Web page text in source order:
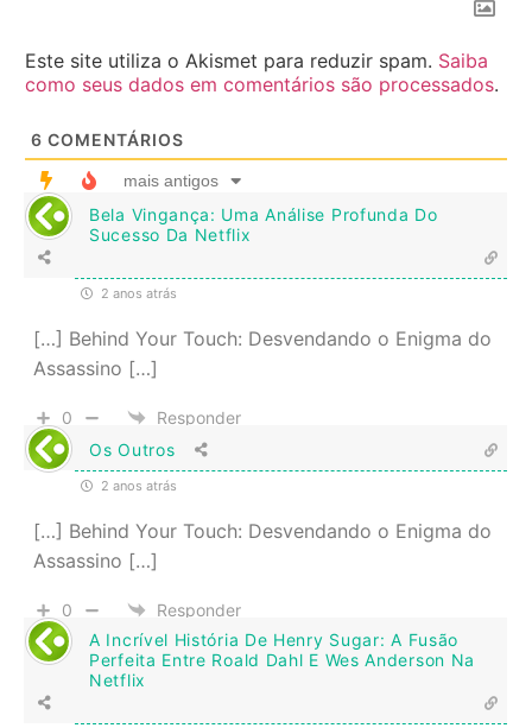
Este site utiliza o Akismet para reduzir spam. Saiba
como seus dados em comentários são processados.
6 COMENTÁRIOS
mais antigos
Bela Vingança: Uma Análise Profunda Do
Sucesso Da Netflix
2 anos atrás
[…] Behind Your Touch: Desvendando o Enigma do
Assassino […]
0
Responder
Os Outros
2 anos atrás
[…] Behind Your Touch: Desvendando o Enigma do
Assassino […]
0
Responder
A Incrível História De Henry Sugar: A Fusão
Perfeita Entre Roald Dahl E Wes Anderson Na
Netflix